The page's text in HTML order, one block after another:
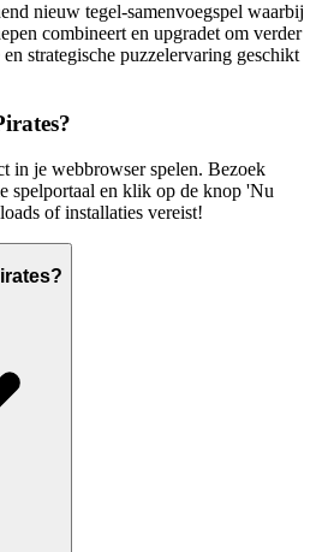
nieuw tegel-samenvoegspel waarbij
combineert en upgradet om verder
strategische puzzelervaring geschikt
in je webbrowser spelen. Bezoek
spelportaal en klik op de knop 'Nu
of installaties vereist!